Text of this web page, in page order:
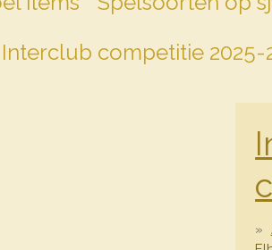
Interclub competitie 2025-